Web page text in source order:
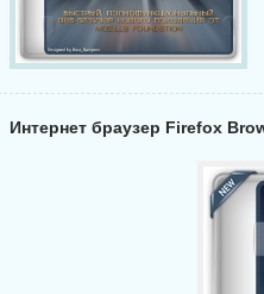
Интернет браузер Firefox